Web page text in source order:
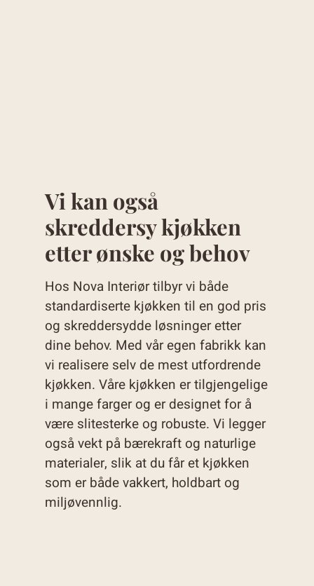
Vi kan også
skreddersy kjøkken
etter ønske og behov
Hos Nova Interiør tilbyr vi både
standardiserte kjøkken til en god pris
og skreddersydde løsninger etter
dine behov. Med vår egen fabrikk kan
vi realisere selv de mest utfordrende
kjøkken. Våre kjøkken er tilgjengelige
i mange farger og er designet for å
være slitesterke og robuste. Vi legger
også vekt på bærekraft og naturlige
materialer, slik at du får et kjøkken
som er både vakkert, holdbart og
miljøvennlig.